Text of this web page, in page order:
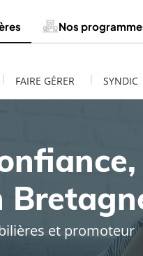
Nos
| FAIRE GÉRER | SYNDIC
et promoteur